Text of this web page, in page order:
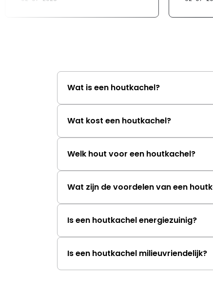
Wat is een houtkachel?
Wat kost een houtkachel?
Welk hout voor een houtkachel?
Wat zijn de voordelen van een
Is een houtkachel energiezuinig?
Is een houtkachel milieuvriendelijk?